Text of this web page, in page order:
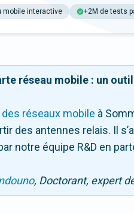
mobile interactive +2M de tests
réseau mobile : un
réseaux mobile à
des antennes relais. Il
notre équipe R&D en
, Doctorant, expert